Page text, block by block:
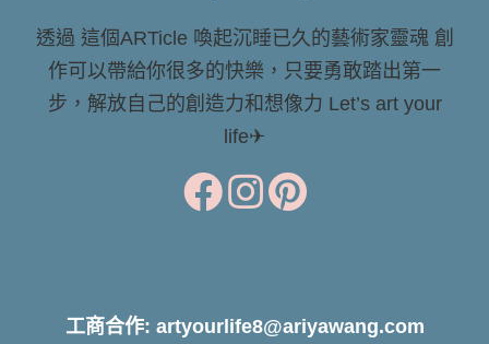
透過 這個ARTicle 喚起沉睡已久的藝術家靈魂 創
作可以帶給你很多的快樂，只要勇敢踏出第一
步，解放自己的創造力和想像力 Let’s art your
life✈
工商合作: artyourlife8@ariyawang.com